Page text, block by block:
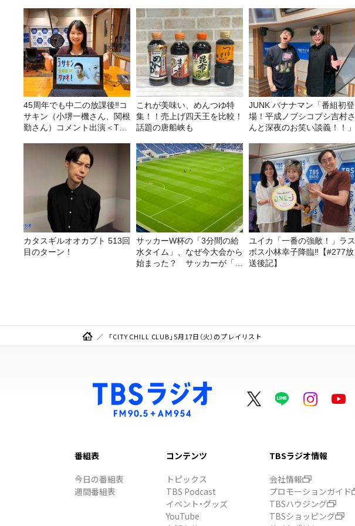
45周年でも中二の放課後‼コ
サキン（小堺一機さん、関根
勤さん）コメント出演＜TBS
これが美味い、めんつゆ特
集！！売上げ四天王を比較！
話題の唐船峡も
JUNK バナナマン「番組初登
場！平成ノブシコブシ吉村さ
んと深夜のお笑い談義！！」
カタスギルオオカブト 513回
目のターン！
サッカーW杯の「3分間の給
水タイム」、なぜ今大会から
始まった？ サッカーが「お
ユイカ「一番の強敵！」ラス
ボス小林幸子降臨‼【#277放
送後記】
「CITY CHILL CLUB」5月17日（火）のプレイリスト
番組表
今日の番組表
週間番組表
コンテンツ
トピックス
TBS Podcast
イベント・グッズ
YouTube
TBSラジオ情報
会社情報
プロモーションガイド
TBSハウジング
TBSショッピング